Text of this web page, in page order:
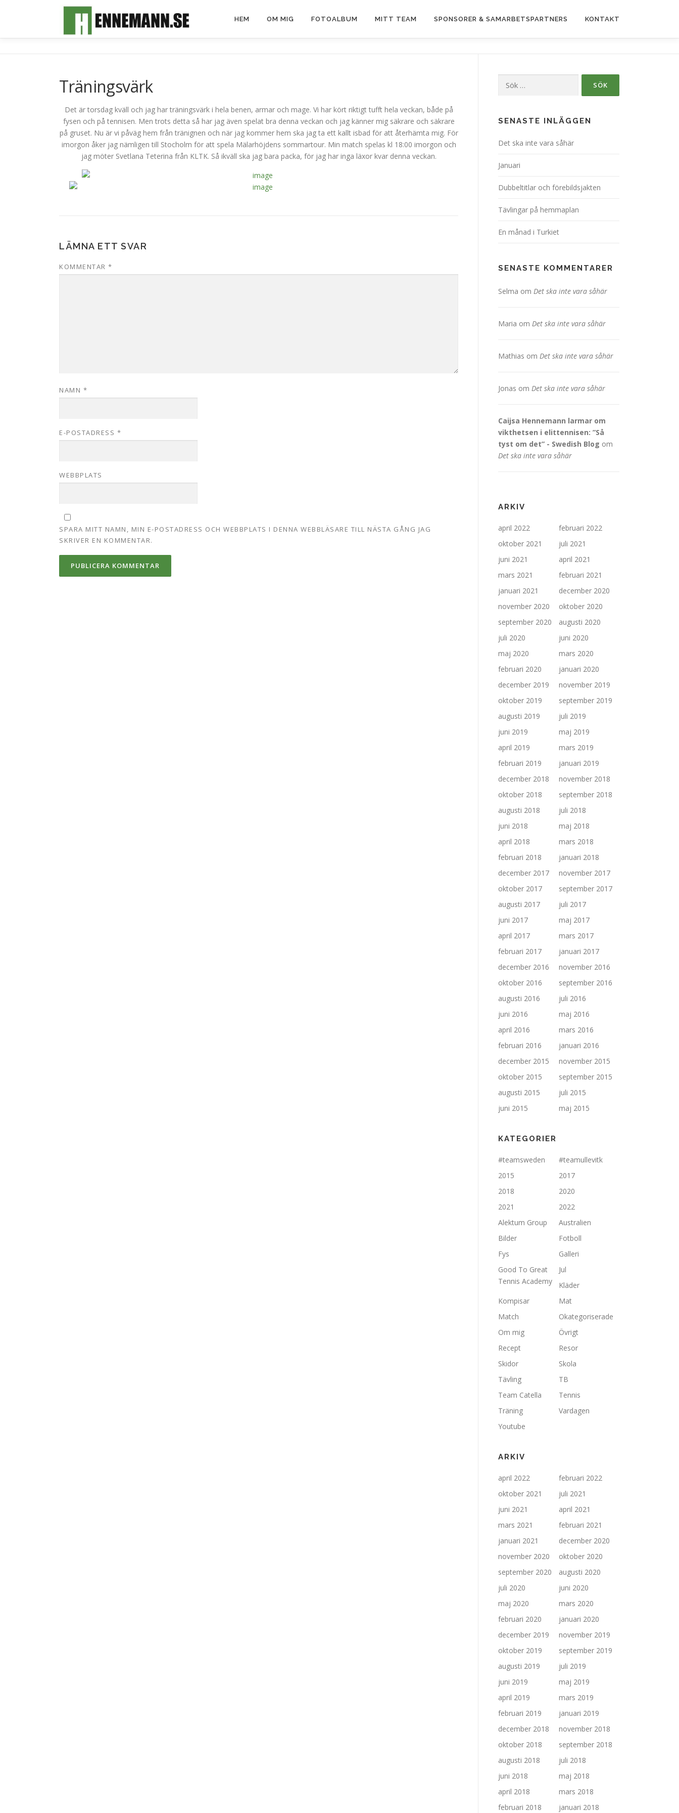
HEM OM MIG FOTOALBUM MITT TEAM SPONSORER & SAMARBETSPARTNERS KONTAKT
Träningsvärk
Det är torsdag kväll och jag har träningsvärk i hela benen, armar och mage. Vi har kört riktigt tufft hela veckan, både på
fysen och på tennisen. Men trots detta så har jag även spelat bra denna veckan och jag känner mig säkrare och säkrare
på gruset. Nu är vi påväg hem från tränignen och när jag kommer hem ska jag ta ett kallt isbad för att återhämta mig. För
imorgon åker jag nämligen till Stocholm för att spela Mälarhöjdens sommartour. Min match spelas kl 18:00 imorgon och
jag möter Svetlana Teterina från KLTK. Så ikväll ska jag bara packa, för jag har inga läxor kvar denna veckan.
LÄMNA ETT SVAR
KOMMENTAR *
NAMN *
E-POSTADRESS *
WEBBPLATS
SPARA MITT NAMN, MIN E-POSTADRESS OCH WEBBPLATS I DENNA WEBBLÄSARE TILL NÄSTA GÅNG JAG
SKRIVER EN KOMMENTAR.
efter:
SENASTE INLÄGGEN
Det ska inte vara såhär
Januari
Dubbeltitlar och förebildsjakten
Tävlingar på hemmaplan
En månad i Turkiet
SENASTE KOMMENTARER
Selma om Det ska inte vara såhär
Maria om Det ska inte vara såhär
Mathias om Det ska inte vara såhär
Jonas om Det ska inte vara såhär
Caijsa Hennemann larmar om
vikthetsen i elittennisen: ”Så
tyst om det” - Swedish Blog om
Det ska inte vara såhär
ARKIV
april 2022
februari 2022
oktober 2021
juli 2021
juni 2021
april 2021
mars 2021
februari 2021
januari 2021
december 2020
november 2020
oktober 2020
september 2020
augusti 2020
juli 2020
juni 2020
maj 2020
mars 2020
februari 2020
januari 2020
december 2019
november 2019
oktober 2019
september 2019
augusti 2019
juli 2019
juni 2019
maj 2019
april 2019
mars 2019
februari 2019
januari 2019
december 2018
november 2018
oktober 2018
september 2018
augusti 2018
juli 2018
juni 2018
maj 2018
april 2018
mars 2018
februari 2018
januari 2018
december 2017
november 2017
oktober 2017
september 2017
augusti 2017
juli 2017
juni 2017
maj 2017
april 2017
mars 2017
februari 2017
januari 2017
december 2016
november 2016
oktober 2016
september 2016
augusti 2016
juli 2016
juni 2016
maj 2016
april 2016
mars 2016
februari 2016
januari 2016
december 2015
november 2015
oktober 2015
september 2015
augusti 2015
juli 2015
juni 2015
maj 2015
KATEGORIER
#teamsweden
#teamullevitk
2015
2017
2018
2020
2021
2022
Alektum Group
Australien
Bilder
Fotboll
Fys
Galleri
Good To Great
Tennis Academy
Jul
Kläder
Kompisar
Mat
Match
Okategoriserade
Om mig
Övrigt
Recept
Resor
Skidor
Skola
Tävling
TB
Team Catella
Tennis
Träning
Vardagen
Youtube
ARKIV
april 2022
februari 2022
oktober 2021
juli 2021
juni 2021
april 2021
mars 2021
februari 2021
januari 2021
december 2020
november 2020
oktober 2020
september 2020
augusti 2020
juli 2020
juni 2020
maj 2020
mars 2020
februari 2020
januari 2020
december 2019
november 2019
oktober 2019
september 2019
augusti 2019
juli 2019
juni 2019
maj 2019
april 2019
mars 2019
februari 2019
januari 2019
december 2018
november 2018
oktober 2018
september 2018
augusti 2018
juli 2018
juni 2018
maj 2018
april 2018
mars 2018
februari 2018
januari 2018